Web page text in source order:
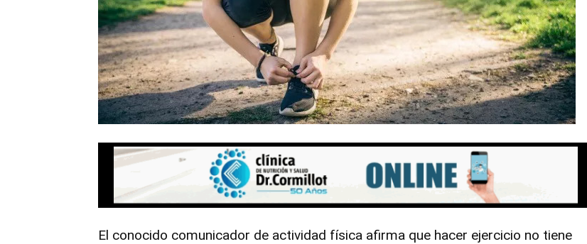
El conocido comunicador de actividad física afirma que hacer ejercicio no tiene